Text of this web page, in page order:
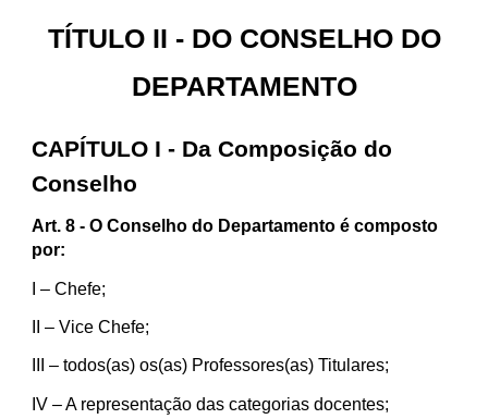
TÍTULO II - DO CONSELHO DO
DEPARTAMENTO
CAPÍTULO I - Da Composição do
Conselho
Art. 8 - O Conselho do Departamento é composto
por:
– Chefe;
– Vice Chefe;
– todos(as) os(as) Professores(as) Titulares;
IV – A representação das categorias docentes;